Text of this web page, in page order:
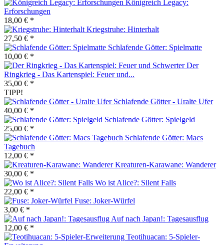
Königreich Legacy:
Erforschungen
18,00 € *
Kriegstruhe: Hinterhalt
27,50 € *
Schlafende Götter: Spielmatte
10,00 € *
Der
Ringkrieg - Das Kartenspiel: Feuer und...
35,00 € *
TIPP!
Schlafende Götter - Uralte Ufer
40,00 € *
Schlafende Götter: Spielgeld
25,00 € *
Schlafende Götter: Macs
Tagebuch
12,00 € *
Kreaturen-Karawane: Wanderer
30,00 € *
Wo ist Alice?: Silent Falls
22,00 € *
Fuse: Joker-Würfel
3,00 € *
Auf nach Japan!: Tagesausflug
12,00 € *
Teotihuacan: 5-Spieler-